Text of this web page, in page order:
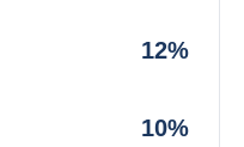
12%
10%